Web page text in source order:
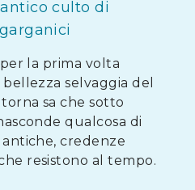
culto di
la prima volta
selvaggia del
sa che sotto
qualcosa di
credenze
resistono al tempo.